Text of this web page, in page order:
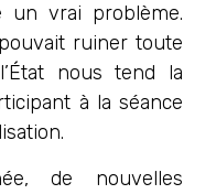
un vrai problème.
ruiner toute
nous tend la
à la séance
de nouvelles